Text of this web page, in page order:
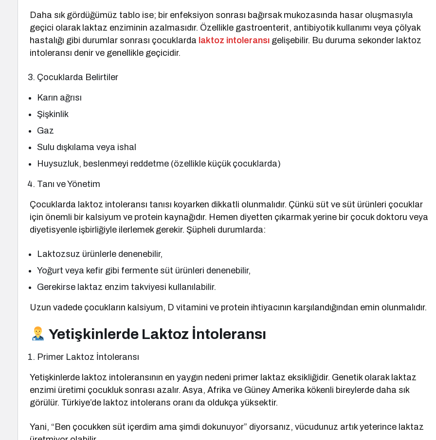
Daha sık gördüğümüz tablo ise; bir enfeksiyon sonrası bağırsak mukozasında hasar oluşmasıyla
geçici olarak laktaz enziminin azalmasıdır. Özellikle gastroenterit, antibiyotik kullanımı veya çölyak
hastalığı gibi durumlar sonrası çocuklarda laktoz intoleransı gelişebilir. Bu duruma sekonder laktoz
intoleransı denir ve genellikle geçicidir.
Çocuklarda Belirtiler
Karın ağrısı
Şişkinlik
Gaz
Sulu dışkılama veya ishal
Huysuzluk, beslenmeyi reddetme (özellikle küçük çocuklarda)
Tanı ve Yönetim
Çocuklarda laktoz intoleransı tanısı koyarken dikkatli olunmalıdır. Çünkü süt ve süt ürünleri çocuklar
için önemli bir kalsiyum ve protein kaynağıdır. Hemen diyetten çıkarmak yerine bir çocuk doktoru veya
diyetisyenle işbirliğiyle ilerlemek gerekir. Şüpheli durumlarda:
Laktozsuz ürünlerle denenebilir,
Yoğurt veya kefir gibi fermente süt ürünleri denenebilir,
Gerekirse laktaz enzim takviyesi kullanılabilir.
Uzun vadede çocukların kalsiyum, D vitamini ve protein ihtiyacının karşılandığından emin olunmalıdır.
Yetişkinlerde Laktoz İntoleransı
Primer Laktoz İntoleransı
Yetişkinlerde laktoz intoleransının en yaygın nedeni primer laktaz eksikliğidir. Genetik olarak laktaz
enzimi üretimi çocukluk sonrası azalır. Asya, Afrika ve Güney Amerika kökenli bireylerde daha sık
görülür. Türkiye’de laktoz intolerans oranı da oldukça yüksektir.
Yani, “Ben çocukken süt içerdim ama şimdi dokunuyor” diyorsanız, vücudunuz artık yeterince laktaz